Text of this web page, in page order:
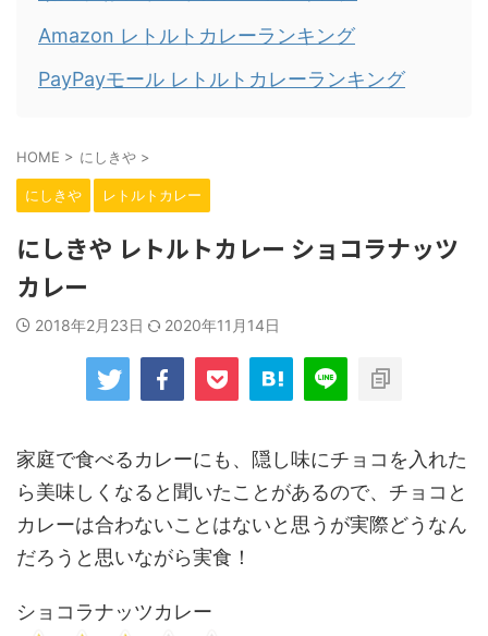
Amazon レトルトカレーランキング
PayPayモール レトルトカレーランキング
HOME > にしきや >
にしきや レトルトカレー
にしきや レトルトカレー ショコラナッツ
カレー
2018年2月23日 2020年11月14日
家庭で食べるカレーにも、隠し味にチョコを入れた
ら美味しくなると聞いたことがあるので、チョコと
カレーは合わないことはないと思うが実際どうなん
だろうと思いながら実食！
ショコラナッツカレー